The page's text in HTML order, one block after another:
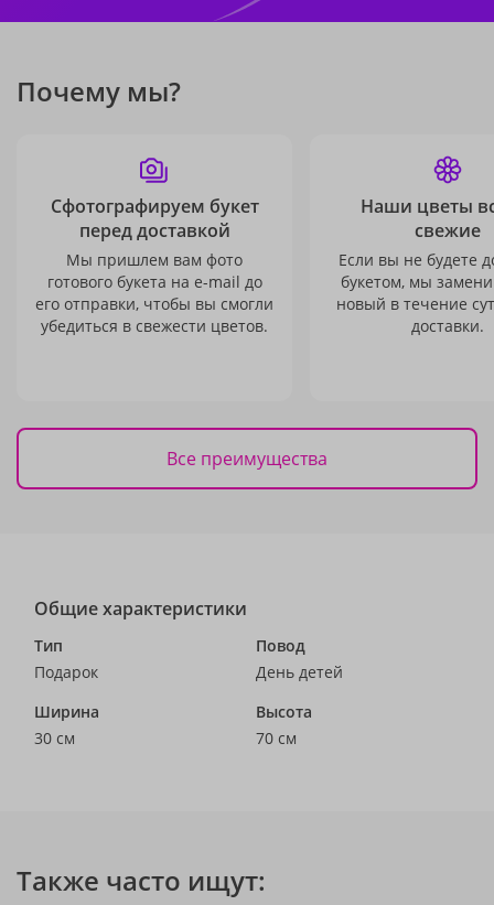
Почему мы?
Сфотографируем букет
перед доставкой
Мы пришлем вам фото
готового букета на e-mail до
его отправки, чтобы вы смогли
убедиться в свежести цветов.
Наши цветы
свежие
Если вы не будете
букетом, мы
новый в течение
доставки.
Все преимущества
Общие характеристики
Тип
Подарок
Повод
День детей
Ширина
30 см
Высота
70 см
Также часто ищут: